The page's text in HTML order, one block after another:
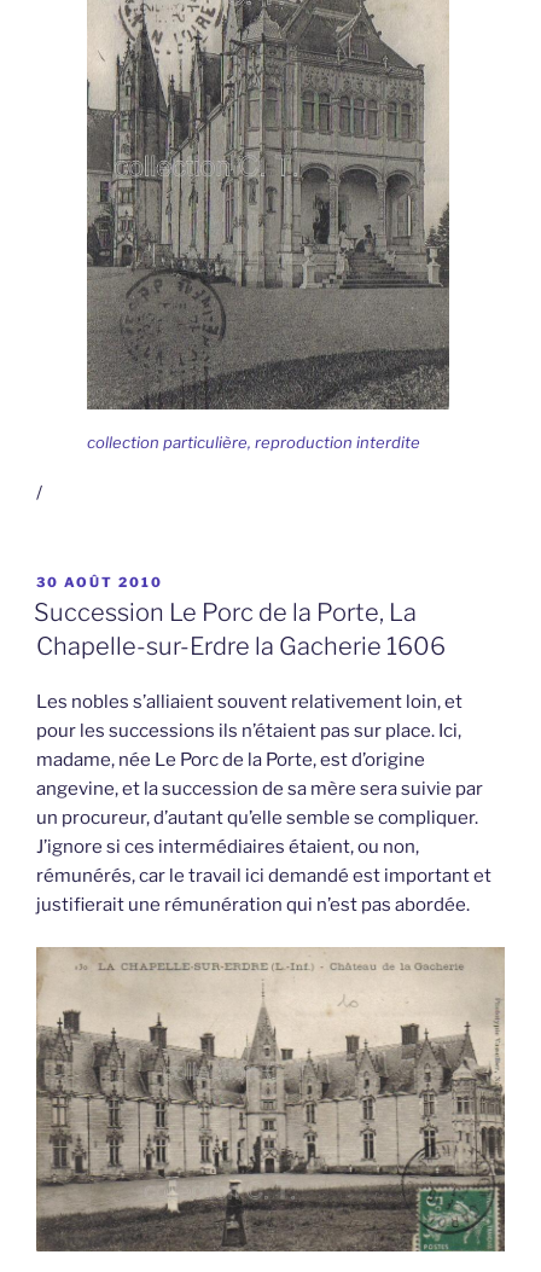
collection particulière, reproduction interdite
/
PUBLIÉ
LE
30 AOÛT 2010
Succession Le Porc de la Porte, La
Chapelle-sur-Erdre la Gacherie 1606
Les nobles s’alliaient souvent relativement loin, et
pour les successions ils n’étaient pas sur place. Ici,
madame, née Le Porc de la Porte, est d’origine
angevine, et la succession de sa mère sera suivie par
un procureur, d’autant qu’elle semble se compliquer.
J’ignore si ces intermédiaires étaient, ou non,
rémunérés, car le travail ici demandé est important et
justifierait une rémunération qui n’est pas abordée.